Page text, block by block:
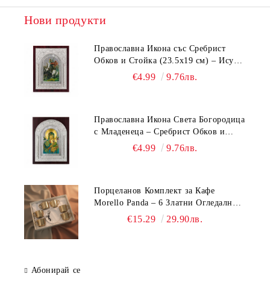
Нови продукти
Православна Икона със Сребрист
Обков и Стойка (23.5х19 см) – Исус
Христос, Св. Георги, Св. Николай
€4.99 9.76лв.
Православна Икона Света Богородица
с Младенеца – Сребрист Обков и
Стойка (23.5х19 см, 6 Модела)
€4.99 9.76лв.
Порцеланов Комплект за Кафе
Morello Panda – 6 Златни Огледални
Чаши с Анаморфно Отражение и
€15.29 29.90лв.
Абонирай се